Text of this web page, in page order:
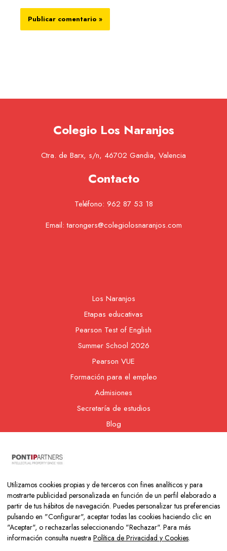
Colegio Los Naranjos
Ctra. de Barx, s/n, 46702 Gandia, Valencia
Contacto
Teléfono: 962 87 53 18
Email:tarongers@colegiolosnaranjos.com
Los Naranjos
Etapas educativas
Pearson Test of English
Summer School 2026
Pearson VUE
Formación para el empleo
Admisiones
Secretaría de estudios
Blog
Copyright © 2026 Colegio Los Naranjos | Hecho con mucho amor
Utilizamos cookies propias y de terceros con fines analíticos y para
mostrarte publicidad personalizada en función de un perfil elaborado a
partir de tus hábitos de navegación. Puedes personalizar tus preferencias
pulsando en "Configurar", aceptar todas las cookies haciendo clic en
"Aceptar", o rechazarlas seleccionando "Rechazar". Para más
información consulta nuestra Política de Privacidad y Cookies.